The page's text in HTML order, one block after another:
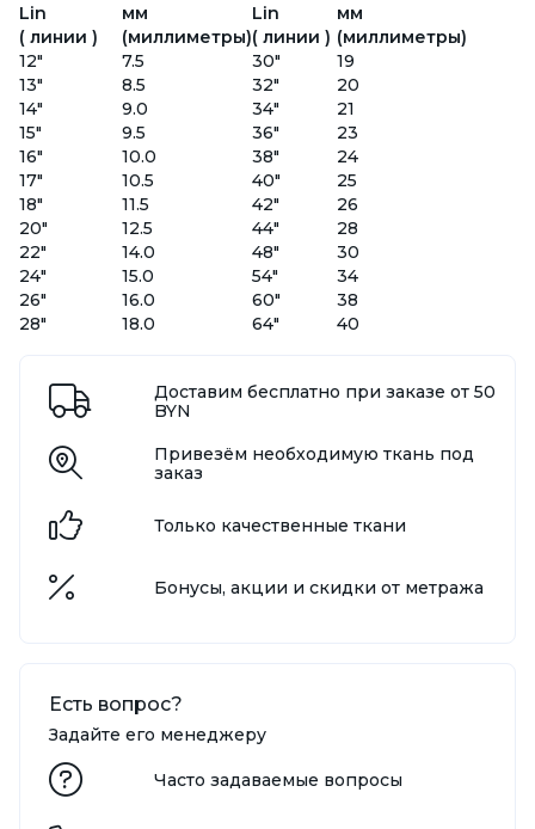
Lin
мм Lin
мм
( линии )
(миллиметры)( линии ) (миллиметры)
12"
7.5 30"
19
13"
8.5 32"
20
14"
9.0 34"
21
15"
9.5 36"
23
16"
10.0 38"
24
17"
10.5 40"
25
18"
11.5 42"
26
20"
12.5 44"
28
22"
14.0 48"
30
24"
15.0 54"
34
26"
16.0 60"
38
28"
18.0 64" 40
Доставим бесплатно при заказе от 50
BYN
Привезём необходимую ткань под
заказ
Только качественные ткани
Бонусы, акции и скидки от метража
Есть вопрос?
Задайте его менеджеру
Часто задаваемые вопросы